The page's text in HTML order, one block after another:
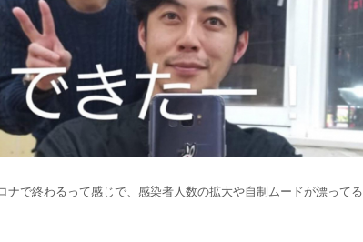
で終わるって感じで、感染者人数の拡大や自制ムードが漂ってる